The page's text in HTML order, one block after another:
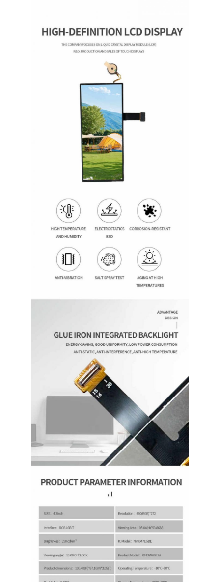
Contacte-nos
Notícias
Casos
Exibição LCD TFT
IPS da exposição de TFT LCD